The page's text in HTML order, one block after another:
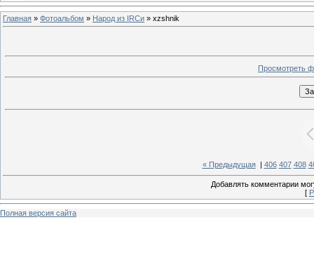
Главная » Фотоальбом » Народ из IRCи » xzshnik
Просмотреть
« Предыдущая| 406 407 408
Добавлять комментарии
[
Полная версия сайта